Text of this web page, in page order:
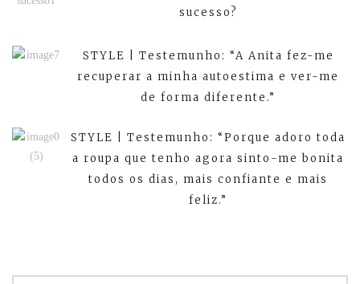
sucesso?
STYLE | Testemunho: “A Anita fez-me
recuperar a minha autoestima e ver-me
de forma diferente.”
STYLE | Testemunho: “Porque adoro toda
a roupa que tenho agora sinto-me bonita
todos os dias, mais confiante e mais
feliz.”